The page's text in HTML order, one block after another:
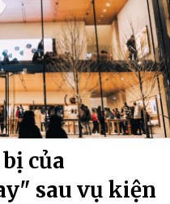
của
sau vụ kiện